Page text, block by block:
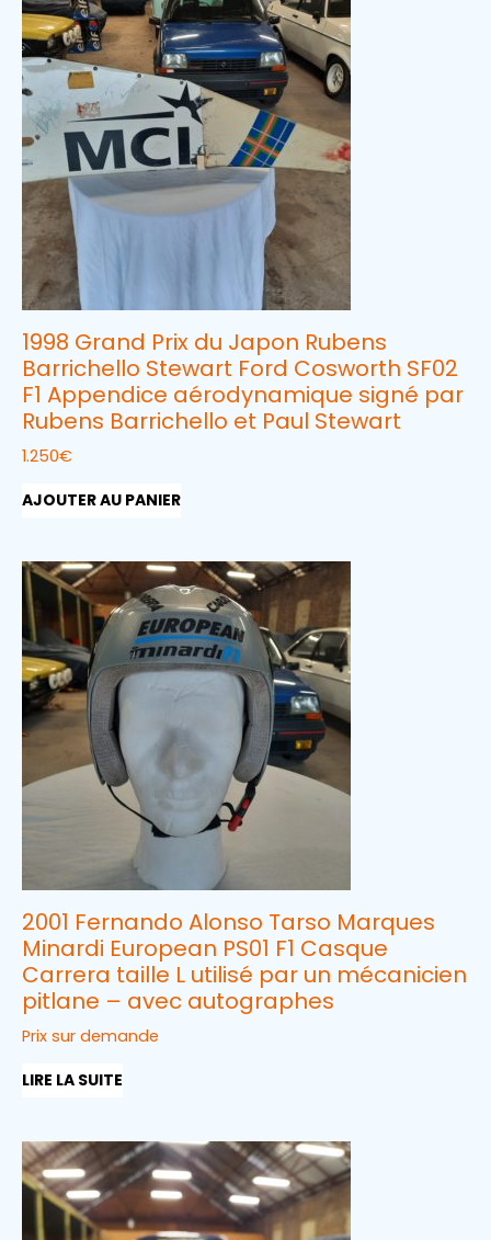
1998 Grand Prix du Japon Rubens
Barrichello Stewart Ford Cosworth SF02
F1 Appendice aérodynamique signé par
Rubens Barrichello et Paul Stewart
1.250€
AJOUTER AU PANIER
2001 Fernando Alonso Tarso Marques
Minardi European PS01 F1 Casque
Carrera taille L utilisé par un mécanicien
pitlane – avec autographes
Prix sur demande
LIRE LA SUITE